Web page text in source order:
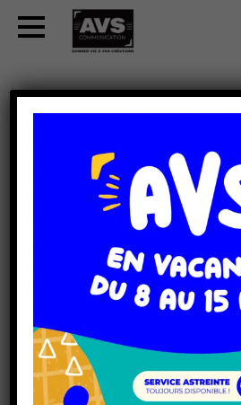
COMPTOIR
TISSUS
Pratique et léger, le comptoir
pour vos salons, foires et
structure pliable facilite le transport
quelques secondes, tandis que son
haute qualité assure un impact fort.
personnalisable, il s’adapte à vos
professionnel et attractif.
NOS DERNIÈRES
REPLIABLE